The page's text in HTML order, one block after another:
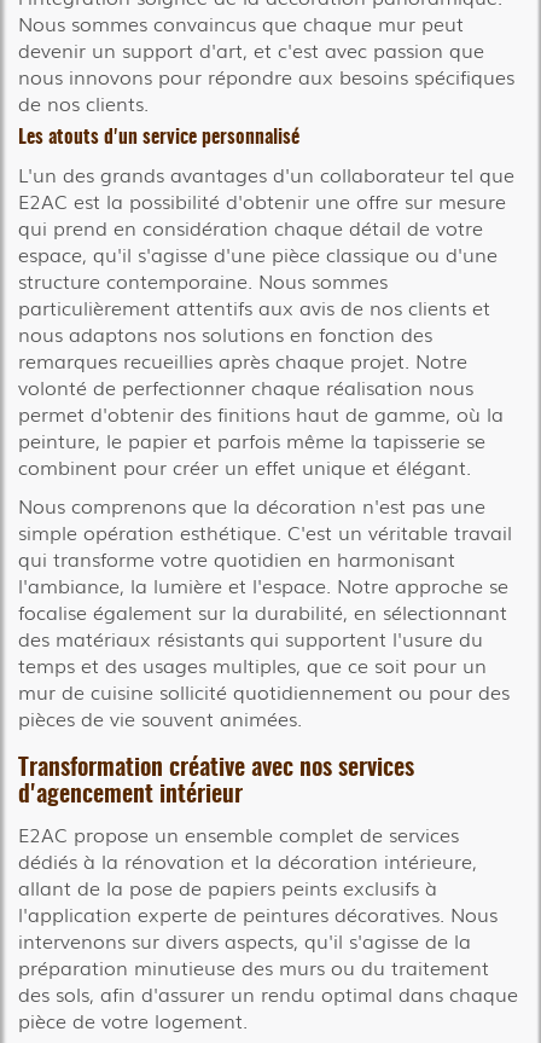
Nous sommes convaincus que chaque mur peut
devenir un support d'art, et c'est avec passion que
nous innovons pour répondre aux besoins spécifiques
de nos clients.
Les atouts d'un service personnalisé
L'un des grands avantages d'un collaborateur tel que
E2AC est la possibilité d'obtenir une offre sur mesure
qui prend en considération chaque détail de votre
espace, qu'il s'agisse d'une pièce classique ou d'une
structure contemporaine. Nous sommes
particulièrement attentifs aux avis de nos clients et
nous adaptons nos solutions en fonction des
remarques recueillies après chaque projet. Notre
volonté de perfectionner chaque réalisation nous
permet d'obtenir des finitions haut de gamme, où la
peinture, le papier et parfois même la tapisserie se
combinent pour créer un effet unique et élégant.
Nous comprenons que la décoration n'est pas une
simple opération esthétique. C'est un véritable travail
qui transforme votre quotidien en harmonisant
l'ambiance, la lumière et l'espace. Notre approche se
focalise également sur la durabilité, en sélectionnant
des matériaux résistants qui supportent l'usure du
temps et des usages multiples, que ce soit pour un
mur de cuisine sollicité quotidiennement ou pour des
pièces de vie souvent animées.
Transformation créative avec nos services
d'agencement intérieur
E2AC propose un ensemble complet de services
dédiés à la rénovation et la décoration intérieure,
allant de la pose de papiers peints exclusifs à
l'application experte de peintures décoratives. Nous
intervenons sur divers aspects, qu'il s'agisse de la
préparation minutieuse des murs ou du traitement
des sols, afin d'assurer un rendu optimal dans chaque
pièce de votre logement.